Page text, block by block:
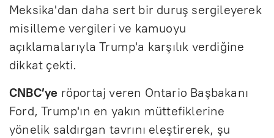
Meksika'dan daha sert bir duruş sergileyerek
misilleme vergileri ve kamuoyu
açıklamalarıyla Trump'a karşılık verdiğine
dikkat çekti.
CNBC’ye röportaj veren Ontario Başbakanı
Ford, Trump'ın en yakın müttefiklerine
yönelik saldırgan tavrını eleştirerek, şu